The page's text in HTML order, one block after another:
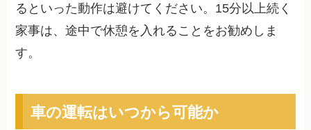
るといった動作は避けてください。15分以上続く
家事は、途中で休憩を入れることをお勧めしま
す。
車の運転はいつから可能か